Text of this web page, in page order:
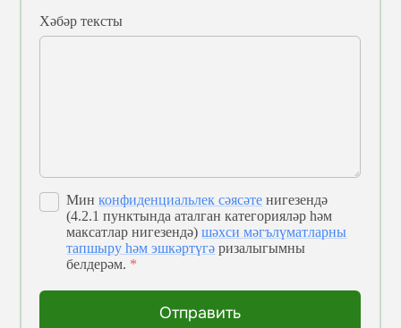
Хәбәр тексты
Минконфиденциальлек сәясәте нигезендә
(4.2.1 пунктында аталган категорияләр һәм
максатлар нигезендә)шәхси мәгълүматларны
тапшыру һәм эшкәртүгә ризалыгымны
белдерәм. *
Отправить